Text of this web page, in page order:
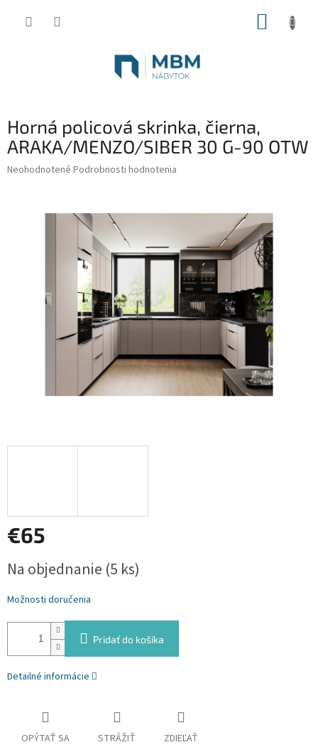
Horná policová skrinka, čierna,
ARAKA/MENZO/SIBER 30 G-90 OTW
Priemerné
Neohodnotené Podrobnosti hodnotenia
€65
cena:
Na objednanie (5 ks)
Možnosti doručenia
Pridať do košíka
Detailné informácie
OPÝTAŤ SA STRÁŽIŤ ZDIEĽAŤ